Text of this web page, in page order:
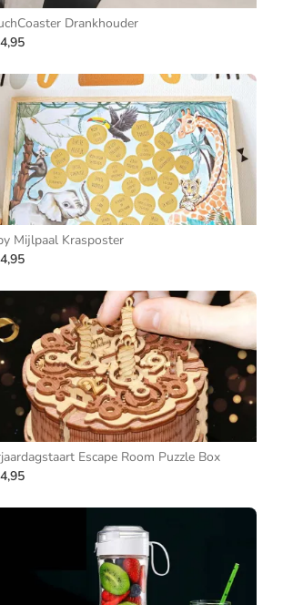
Drankhouder
Mijlpaal Krasposter
Escape Room Puzzle Box